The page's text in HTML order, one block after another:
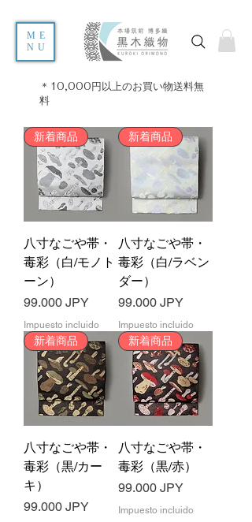
ME
NU
＊10,000円以上のお買い物送料無
料
新着商品
八寸なごや帯・
毒彩（白/モノト
ーン）
Precio
99.000 JPY
Impuesto incluido
新着商品
八寸なごや帯・
毒彩（白/ラベン
ダー）
Precio
99.000 JPY
Impuesto incluido
新着商品
八寸なごや帯・
毒彩（黒/カー
キ）
Precio
99.000 JPY
新着商品
八寸なごや帯・
毒彩（黒/赤）
Precio
99.000 JPY
Impuesto incluido